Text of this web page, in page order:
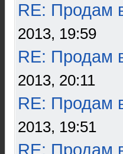
RE: Продам
2013, 19:59
RE: Продам
2013, 20:11
RE: Продам
2013, 19:51
RE: Продам